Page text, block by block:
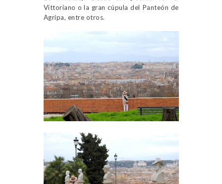
Vittoriano o la gran cúpula del Panteón de
Agripa, entre otros.